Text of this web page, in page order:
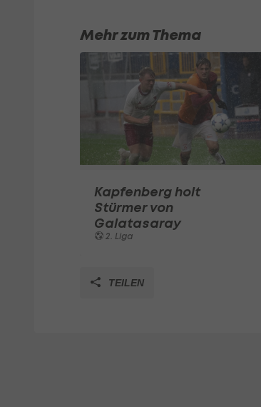
Mehr zum Thema
Kapfenberg holt
Stürmer von
Galatasaray
2. Liga
TEILEN